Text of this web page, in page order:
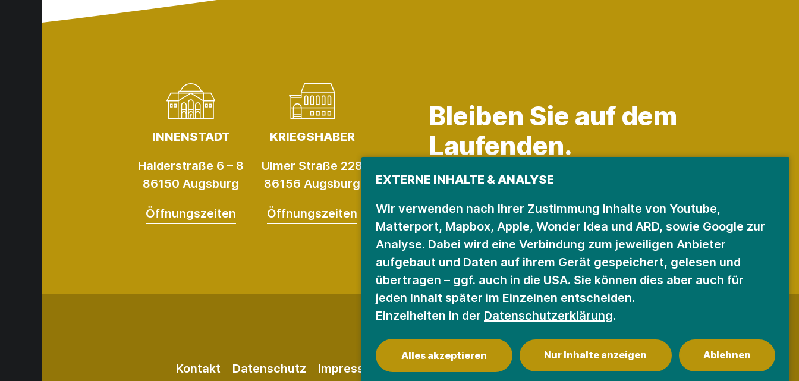
EXTERNE INHALTE & ANALYSE
Wir verwenden nach Ihrer Zustimmung Inhalte von Youtube,
Matterport, Mapbox, Apple, Wonder Idea und ARD, sowie Google zur
Analyse. Dabei wird eine Verbindung zum jeweiligen Anbieter
aufgebaut und Daten auf ihrem Gerät gespeichert, gelesen und
übertragen – ggf. auch in die USA. Sie können dies aber auch für
jeden Inhalt später im Einzelnen entscheiden.
Einzelheiten in der Datenschutzerklärung.
Alles akzeptieren Nur Inhalte anzeigen Ablehnen
INNENSTADT
Halderstraße 6 – 8
86150 Augsburg
Öffnungszeiten
KRIEGSHABER
Ulmer Straße 228
86156 Augsburg
Öffnungszeiten
Bleiben Sie auf dem
Laufenden.
Für den Newsletter anmelden
Kontakt Datenschutz Impressum Presse Cookie Einstellungen